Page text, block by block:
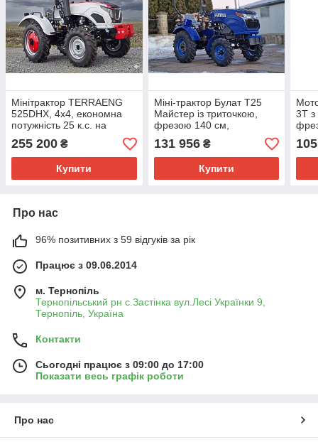
Мінітрактор TERRAENG
525DHX, 4х4, економна
потужність 25 к.с. на
255 200 ₴
Купити
Міні-трактор Булат Т25
Майстер із триточкою,
фрезою 140 см,
польський плуг, передня
гідравліка, грузи
131 956₴
Купити
3Т з
Про нас
96% позитивних з 59 відгуків за рік
Працює з 09.06.2014
м. Тернопіль
Тернопільський рн с.Застінка вул.Лесі Українки 9,
Тернопіль, Україна
Контакти
Сьогодні працює з 09:00 до 17:00
Показати весь графік роботи
Про нас